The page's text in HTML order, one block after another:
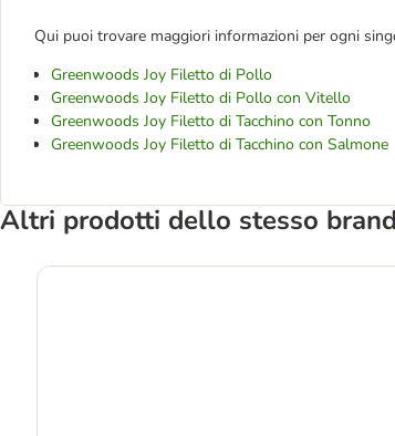
Qui puoi trovare maggiori informazioni per ogni
Greenwoods Joy Filetto di Pollo
Greenwoods Joy Filetto di Pollo con Vitello
Greenwoods Joy Filetto di Tacchino con Tonno
Greenwoods Joy Filetto di Tacchino con Salmone
Altri prodotti dello stesso brand